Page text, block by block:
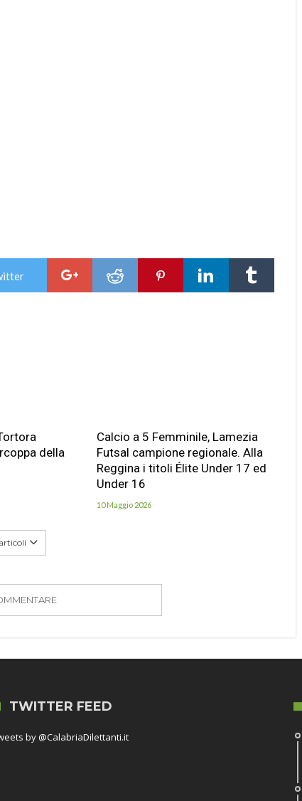
della
Calcio a 5 Femminile, Lamezia
Futsal campione regionale. Alla
Reggina i titoli Élite Under 17 ed
Under 16
10 Maggio 2026
TWITTER FEED
by @CalabriaDilettanti.it